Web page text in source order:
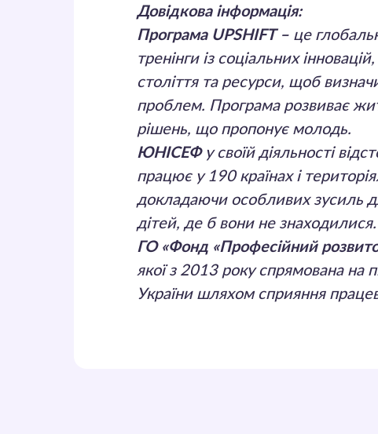
Довідкова інформація:
Програма UPSHIFT – це
тренінги із соціальних
століття та ресурси, щоб
проблем. Програма розвиває
рішень, що пропонує молодь.
ЮНІСЕФу своїй діяльності
працює у 190 країнах і
докладаючи особливих зусиль
дітей, де б вони не знаходилися.
ГО «Фонд «Професійний
якої з 2013 року спрямована на
України шляхом сприяння